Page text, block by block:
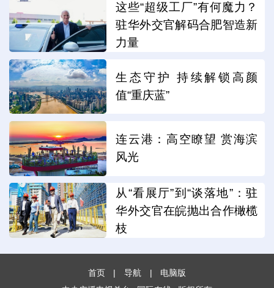
这些“超级工厂”有何魔力？
驻华外交官解码合肥智造新
力量
生态守护 持续解锁高颜
值“重庆蓝”
连云港：高空瞭望 赏海滨
风光
从“看展厅”到“谈落地”：驻
华外交官在皖抛出合作橄榄
枝
首页 | 导航 |
电脑版